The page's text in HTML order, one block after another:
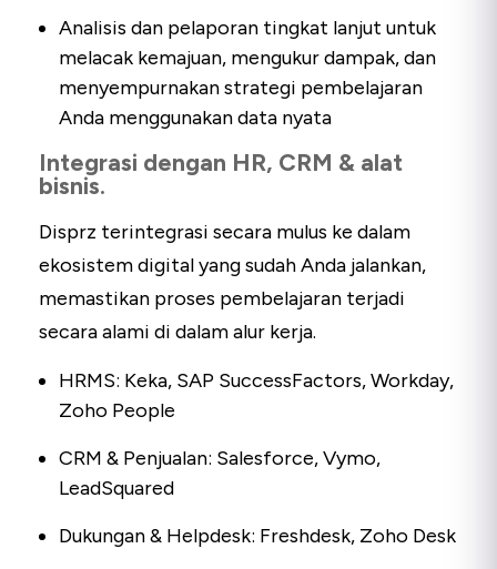
Analisis dan pelaporan tingkat lanjut untuk
melacak kemajuan, mengukur dampak, dan
menyempurnakan strategi pembelajaran
Anda menggunakan data nyata
Integrasi dengan HR, CRM & alat
bisnis.
Disprz terintegrasi secara mulus ke dalam
ekosistem digital yang sudah Anda jalankan,
memastikan proses pembelajaran terjadi
secara alami di dalam alur kerja.
HRMS: Keka, SAP SuccessFactors, Workday,
Zoho People
CRM & Penjualan: Salesforce, Vymo,
LeadSquared
Dukungan & Helpdesk: Freshdesk, Zoho Desk